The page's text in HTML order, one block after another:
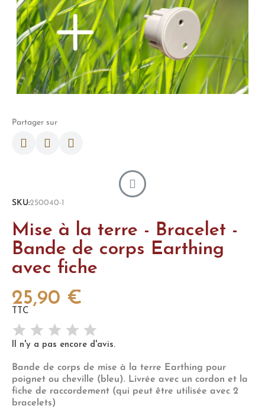
Partager sur
SKU 250040-1
Mise à la terre - Bracelet -
Bande de corps Earthing
avec fiche
25,90 €
TTC
Il n'y a pas encore d'avis.
Bande de corps de mise à la terre Earthing pour
poignet ou cheville (bleu). Livrée avec un cordon et la
fiche de raccordement (qui peut être utilisée avec 2
bracelets)